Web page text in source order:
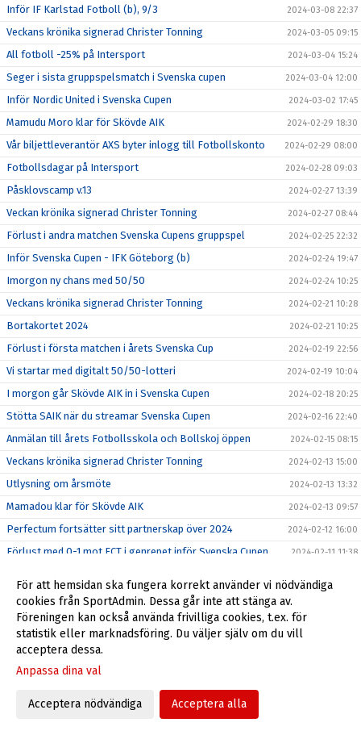
Inför IF Karlstad Fotboll (b), 9/3 2024-03-08 22:37
Veckans krönika signerad Christer Tonning 2024-03-05 09:15
All fotboll -25% på Intersport 2024-03-04 15:24
Seger i sista gruppspelsmatch i Svenska cupen 2024-03-04 12:00
Inför Nordic United i Svenska Cupen 2024-03-02 17:45
Mamudu Moro klar för Skövde AIK 2024-02-29 18:30
Vår biljettleverantör AXS byter inlogg till Fotbollskonto 2024-02-29 08:00
Fotbollsdagar på Intersport 2024-02-28 09:03
Påsklovscamp v.13 2024-02-27 13:39
Veckan krönika signerad Christer Tonning 2024-02-27 08:44
Förlust i andra matchen Svenska Cupens gruppspel 2024-02-25 22:32
Inför Svenska Cupen - IFK Göteborg (b) 2024-02-24 19:47
Imorgon ny chans med 50/50 2024-02-24 10:25
Veckans krönika signerad Christer Tonning 2024-02-21 10:28
Bortakortet 2024 2024-02-21 10:25
Förlust i första matchen i årets Svenska Cup 2024-02-19 22:56
Vi startar med digitalt 50/50-lotteri 2024-02-19 10:04
I morgon går Skövde AIK in i Svenska Cupen 2024-02-18 20:25
Stötta SAIK när du streamar Svenska Cupen 2024-02-16 22:40
Anmälan till årets Fotbollsskola och Bollskoj öppen 2024-02-15 08:15
Veckans krönika signerad Christer Tonning 2024-02-13 15:00
Utlysning om årsmöte 2024-02-13 13:32
Mamadou klar för Skövde AIK 2024-02-13 09:57
Perfectum fortsätter sitt partnerskap över 2024 2024-02-12 16:00
Förlust med 0-1 mot FCT i genrepet inför Svenska Cupen 2024-02-11 11:38
Inför Svenska cupen: Djurgårdens IF - Skövde AIK 2024-02-09 08:00
Armend Suljev förlänger kontraktet med två nya år hos
SAIK
2024-02-07 18:19
Skövde AIK förstärker laget med Ziga Ovsenek
Veckans krönika Signerad Christer Tonning
Mållös match mot Degerfors
Bildsvep från Degerfors (b) 3 feb
För att hemsidan ska fungera korrekt använder vi nödvändiga
cookies från SportAdmin. Dessa går inte att stänga av.
Föreningen kan också använda frivilliga cookies, t.ex. för
statistik eller marknadsföring. Du väljer själv om du vill
acceptera dessa.
Anpassa dina val
Acceptera nödvändiga Acceptera alla